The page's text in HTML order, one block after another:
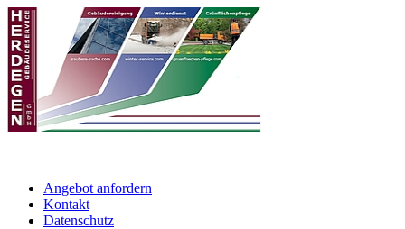
Angebot anfordern
Kontakt
Datenschutz